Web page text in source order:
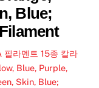
Blue;
라멘트 15종 칼라
Blue, Purple,
Skin, Blue;